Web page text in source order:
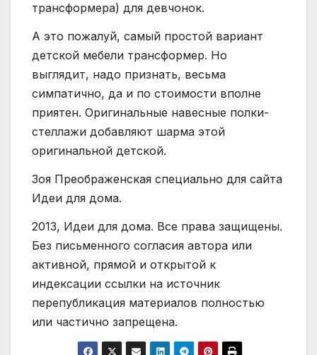
трансформера) для девчонок.
А это пожалуй, самый простой вариант
детской мебели трансформер. Но
выглядит, надо признать, весьма
симпатично, да и по стоимости вполне
приятен. Оригинальные навесные полки-
стеллажи добавляют шарма этой
оригинальной детской.
Зоя Преображенская специально для сайта
Идеи для дома.
2013, Идеи для дома. Все права защищены.
Без письменного согласия автора или
активной, прямой и открытой к
индексации ссылки на источник
перепубликация материалов полностью
или частично запрещена.